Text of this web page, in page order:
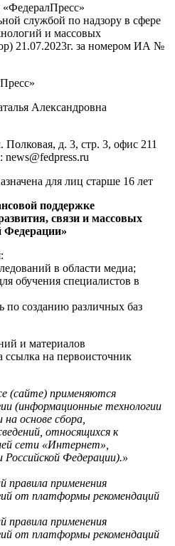
службой по надзору в сфере
и массовых
21.07.2023г. за номером ИА №
Александровна
Полковая, д. 3, стр. 3, офис 211
для лиц старше 16 лет
поддержке
связи и массовых
Федерации»
в области медиа;
обучения специалистов в
по созданию различных баз
и материалов
ссылка на первоисточник
(сайте) применяются
(информационные технологии
основе сбора,
относящихся к
сети «Интернет»,
Федерации).»
правила применения
от платформы рекомендаций
правила применения
от платформы рекомендаций